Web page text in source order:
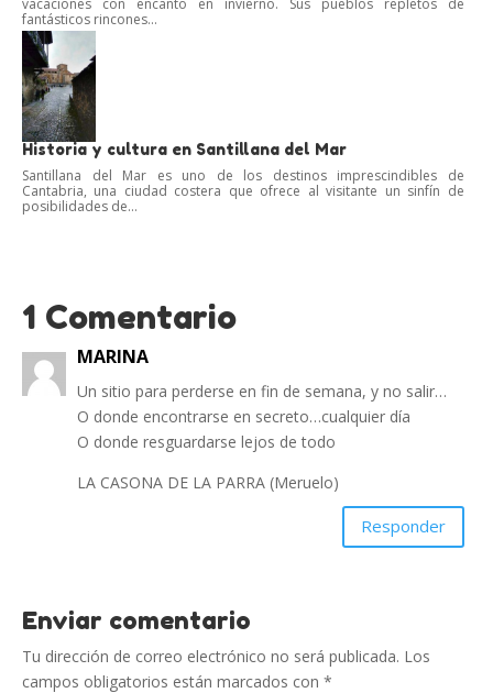
vacaciones con encanto en invierno. Sus pueblos repletos de
fantásticos rincones...
Historia y cultura en Santillana del Mar
Santillana del Mar es uno de los destinos imprescindibles de
Cantabria, una ciudad costera que ofrece al visitante un sinfín de
posibilidades de...
1 Comentario
MARINA
Un sitio para perderse en fin de semana, y no salir…
O donde encontrarse en secreto…cualquier día
O donde resguardarse lejos de todo
LA CASONA DE LA PARRA (Meruelo)
Responder
Enviar comentario
Tu dirección de correo electrónico no será publicada. Los
campos obligatorios están marcados con *